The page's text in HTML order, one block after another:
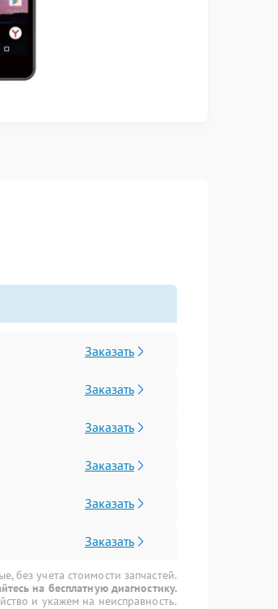
Заказать
Заказать
Заказать
Заказать
Заказать
Заказать
без учета стоимости запчастей.
на бесплатную диагностику.
и укажем на неисправность.